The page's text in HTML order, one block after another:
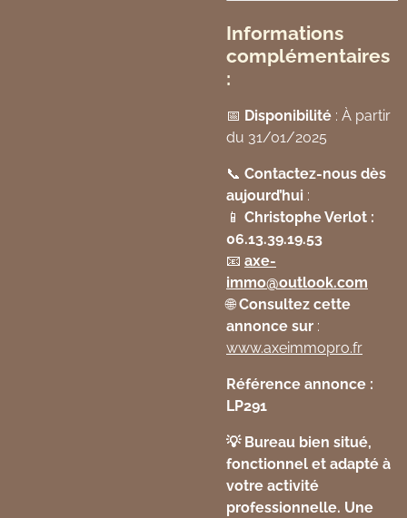
Informations
complémentaires
:
📅 Disponibilité : À partir
du 31/01/2025
📞 Contactez-nous dès
aujourd’hui :
📱 Christophe Verlot :
06.13.39.19.53
📧 axe-
immo@outlook.com
🌐Consultez cette
annonce sur :
www.axeimmopro.fr
Référence annonce :
LP291
💡 Bureau bien situé,
fonctionnel et adapté à
votre activité
professionnelle. Une